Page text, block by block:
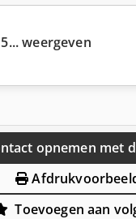
weergeven
opnemen met
Toevoegen aan